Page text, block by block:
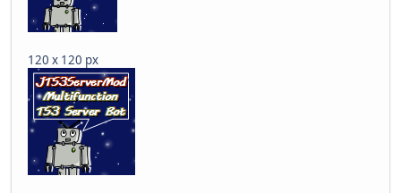
120 x 120 px